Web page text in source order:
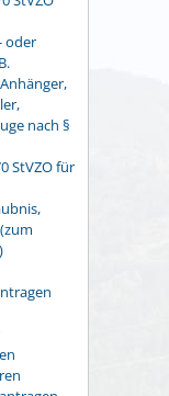
oder
nach §
StVZO für